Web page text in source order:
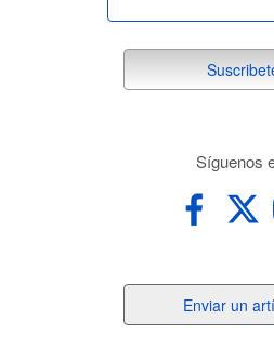
suscribete
Síguenos
un
Enviar un